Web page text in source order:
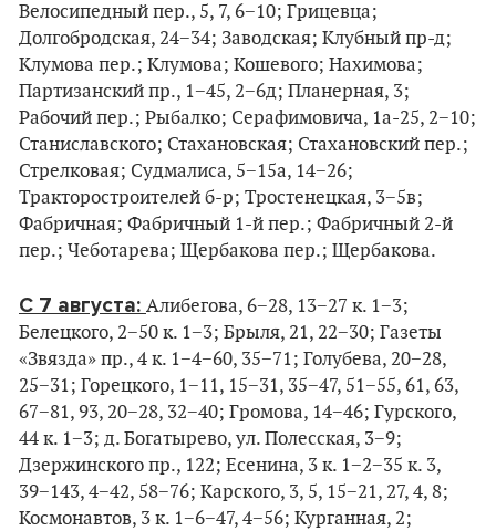
Велосипедный пер., 5, 7, 6−10; Грицевца;
Долгобродская, 24−34; Заводская; Клубный пр-д;
Клумова пер.; Клумова; Кошевого; Нахимова;
Партизанский пр., 1−45, 2−6д; Планерная, 3;
Рабочий пер.; Рыбалко; Серафимовича, 1а-25, 2−10;
Станиславского; Стахановская; Стахановский пер.;
Стрелковая; Судмалиса, 5−15а, 14−26;
Тракторостроителей б-р; Тростенецкая, 3−5в;
Фабричная; Фабричный 1-й пер.; Фабричный 2-й
пер.; Чеботарева; Щербакова пер.; Щербакова.
С 7 августа: Алибегова, 6−28, 13−27 к. 1−3;
Белецкого, 2−50 к. 1−3; Брыля, 21, 22−30; Газеты
«Звязда» пр., 4 к. 1−4−60, 35−71; Голубева, 20−28,
25−31; Горецкого, 1−11, 15−31, 35−47, 51−55, 61, 63,
67−81, 93, 20−28, 32−40; Громова, 14−46; Гурского,
44 к. 1−3; д. Богатырево, ул. Полесская, 3−9;
Дзержинского пр., 122; Есенина, 3 к. 1−2−35 к. 3,
39−143, 4−42, 58−76; Карского, 3, 5, 15−21, 27, 4, 8;
Космонавтов, 3 к. 1−6−47, 4−56; Курганная, 2;